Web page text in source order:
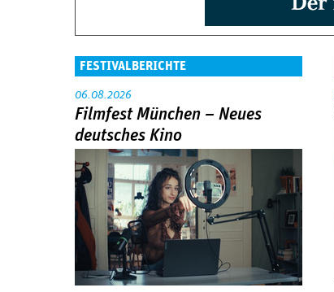
FESTIVALBERICHTE
06.08.2026
Filmfest München – Neues
deutsches Kino